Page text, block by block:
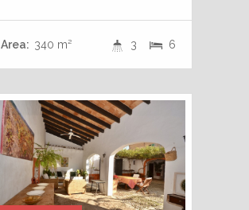
Area: 340 m² 6
3